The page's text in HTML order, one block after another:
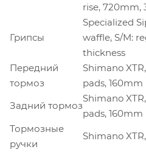
rise, 720mm,
Грипсы
Specialized
waffle, S/M:
thickness
Передний
тормоз
Shimano
pads,
Задний тормоз
Shimano
pads,
Тормозные
ручки
Shimano